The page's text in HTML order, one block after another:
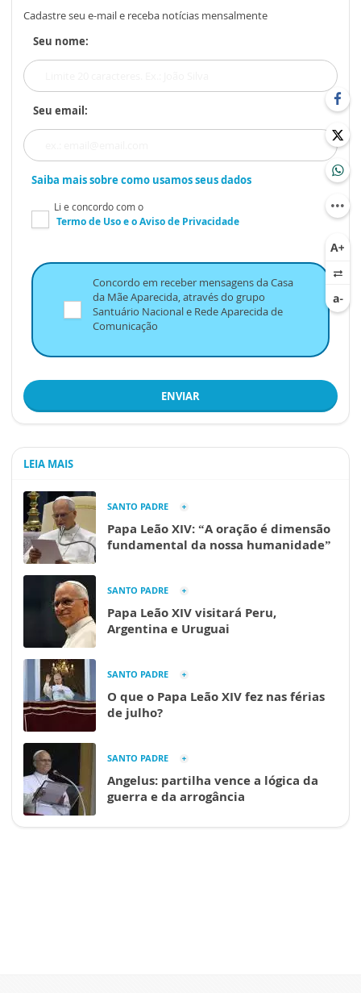
Cadastre seu e-mail e receba notícias mensalmente
Seu nome:
Seu email:
Saiba mais sobre como usamos seus dados
Li e concordo com o
Termo de Usoe oAviso de Privacidade
Concordo em receber mensagens da Casa
da Mãe Aparecida, através do grupo
Santuário Nacional e Rede Aparecida de
Comunicação
ENVIAR
LEIA MAIS
SANTO PADRE
Papa Leão XIV: “A oração é dimensão
fundamental da nossa humanidade”
SANTO PADRE
Papa Leão XIV visitará Peru,
Argentina e Uruguai
SANTO PADRE
O que o Papa Leão XIV fez nas férias
de julho?
SANTO PADRE
Angelus: partilha vence a lógica da
guerra e da arrogância